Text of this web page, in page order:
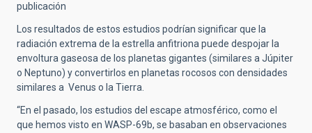
publicación
Los resultados de estos estudios podrían significar que la
radiación extrema de la estrella anfitriona puede despojar la
envoltura gaseosa de los planetas gigantes (similares a Júpiter
o Neptuno) y convertirlos en planetas rocosos con densidades
similares a Venus o la Tierra.
“En el pasado, los estudios del escape atmosférico, como el
que hemos visto en WASP-69b, se basaban en observaciones